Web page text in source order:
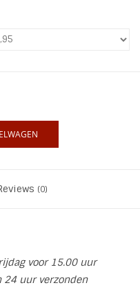
(0)
voor 15.00 uur
24 uur verzonden